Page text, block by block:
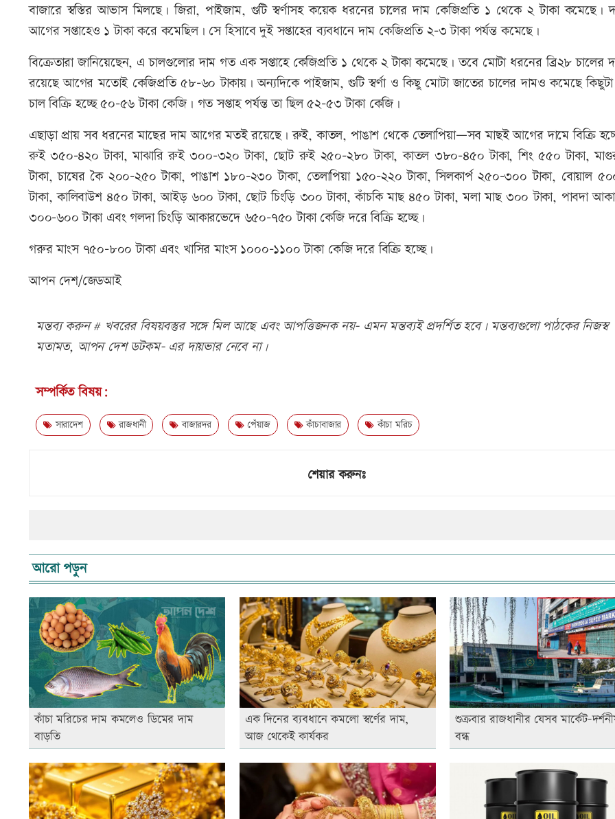
বাজারে স্বস্তির আভাস মিলছে। জিরা, পাইজাম, গুটি স্বর্ণাসহ কয়েক ধরনের চালের দাম কেজিপ্রতি ১ থেকে ২ টাকা কমেছে।
আগের সপ্তাহেও ১ টাকা করে কমেছিল। সে হিসাবে দুই সপ্তাহের ব্যবধানে দাম কেজিপ্রতি ২-৩ টাকা পর্যন্ত কমেছে।
বিক্রেতারা জানিয়েছেন, এ চালগুলোর দাম গত এক সপ্তাহে কেজিপ্রতি ১ থেকে ২ টাকা কমেছে। তবে মোটা ধরনের ব্রি২৮ চালের
রয়েছে আগের মতোই কেজিপ্রতি ৫৮-৬০ টাকায়। অন্যদিকে পাইজাম, গুটি স্বর্ণা ও কিছু মোটা জাতের চালের দামও কমেছে
চাল বিক্রি হচ্ছে ৫০-৫৬ টাকা কেজি। গত সপ্তাহ পর্যন্ত তা ছিল ৫২-৫৩ টাকা কেজি।
এছাড়া প্রায় সব ধরনের মাছের দাম আগের মতই রয়েছে। রুই, কাতল, পাঙাশ থেকে তেলাপিয়া—সব মাছই আগের দামে বিক্রি
রুই ৩৫০-৪২০ টাকা, মাঝারি রুই ৩০০-৩২০ টাকা, ছোট রুই ২৫০-২৮০ টাকা, কাতল ৩৮০-৪৫০ টাকা, শিং ৫৫০ টাকা,
টাকা, চাষের কৈ ২০০-২৫০ টাকা, পাঙাশ ১৮০-২৩০ টাকা, তেলাপিয়া ১৫০-২২০ টাকা, সিলকার্প ২৫০-৩০০ টাকা, বোয়াল
টাকা, কালিবাউশ ৪৫০ টাকা, আইড় ৬০০ টাকা, ছোট চিংড়ি ৩০০ টাকা, কাঁচকি মাছ ৪৫০ টাকা, মলা মাছ ৩০০ টাকা, পাবদা
৩০০-৬০০ টাকা এবং গলদা চিংড়ি আকারভেদে ৬৫০-৭৫০ টাকা কেজি দরে বিক্রি হচ্ছে।
গরুর মাংস ৭৫০-৮০০ টাকা এবং খাসির মাংস ১০০০-১১০০ টাকা কেজি দরে বিক্রি হচ্ছে।
আপন দেশ/জেডআই
মন্তব্য করুন # খবরের বিষয়বস্তুর সঙ্গে মিল আছে এবং আপত্তিজনক নয়- এমন মন্তব্যই প্রদর্শিত হবে। মন্তব্যগুলো পাঠকের নিজস্ব
মতামত, আপন দেশ ডটকম- এর দায়ভার নেবে না।
সম্পর্কিত বিষয়:
সারাদেশ রাজধানী বাজারদর পেঁয়াজ কাঁচাবাজার কাঁচা মরিচ
শেয়ার করুনঃ
আরো পড়ুন
কাঁচা মরিচের দাম কমলেও ডিমের দাম
বাড়তি
এক দিনের ব্যবধানে কমলো স্বর্ণের দাম,
আজ থেকেই কার্যকর
শুক্রবার রাজধানীর যেসব মার্কেট-
বন্ধ